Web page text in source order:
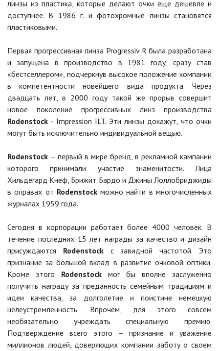
линзы из пластика, которые делают очки еще дешевле и
доступнее. В 1986 г. и фотохромные линзы становятся
пластиковыми.
Первая прогрессивная линза Progressiv R была разработана
и запущена в производство в 1981 году, сразу став
«бестселлером», подчеркнув высокое положение компании
в компетентности новейшего вида продукта. Через
двадцать лет, в 2000 году такой же прорыв совершит
новое поколение прогрессивных линз производства
Rodenstock - Impression ILT. Эти линзы докажут, что очки
могут быть исключительно индивидуальной вещью.
Rodenstock – первый в мире бренд, в рекламной кампании
которого принимали участие знаменитости. Лица
Хильдегард Кнеф, Брижит Бардо и Джины Лоллобриджиды
в оправах от Rodenstockможно найти в многочисленных
журналах 1959 года.
Сегодня в корпорации работает более 4000 человек. В
течение последних 15 лет награды за качество и дизайн
присуждаются Rodenstock с завидной частотой. Это
признание за большой вклад в развитие очковой оптики.
Кроме этого Rodenstock мог бы вполне заслуженно
получить награду за преданность семейным традициям и
идеи качества, за долголетие и поистине немецкую
целеустремленность. Впрочем, для этого совсем
необязательно учреждать специальную премию.
Подтверждение всего этого – признание и уважение
миллионов людей, доверяющих компании заботу о своем